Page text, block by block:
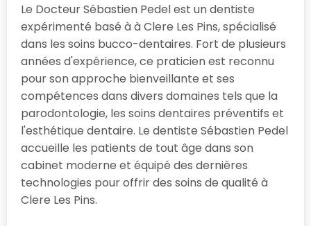
Le Docteur Sébastien Pedel est un dentiste
expérimenté basé à à Clere Les Pins, spécialisé
dans les soins bucco-dentaires. Fort de plusieurs
années d'expérience, ce praticien est reconnu
pour son approche bienveillante et ses
compétences dans divers domaines tels que la
parodontologie, les soins dentaires préventifs et
l'esthétique dentaire. Le dentiste Sébastien Pedel
accueille les patients de tout âge dans son
cabinet moderne et équipé des dernières
technologies pour offrir des soins de qualité à
Clere Les Pins.